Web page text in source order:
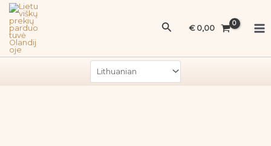
Pereiti
prie
turinio
Paieška
€0,00
vytintas,
“Suvalkietiškas”
480/500
Teresės